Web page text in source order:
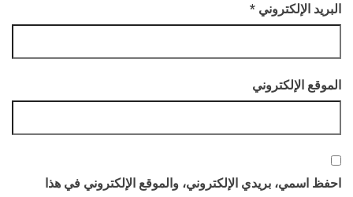
البريد الإلكتروني *
الموقع الإلكتروني
احفظ اسمي، بريدي الإلكتروني، والموقع الإلكتروني في هذا